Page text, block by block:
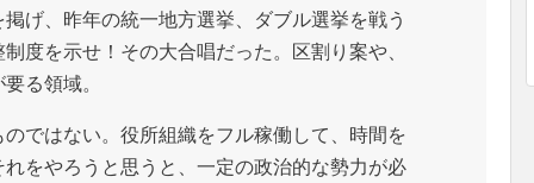
げ、昨年の統一地方選挙、ダブル選挙を戦う
度を示せ！その大合唱だった。区割り案や、
る領域。
ではない。役所組織をフル稼働して、時間を
をやろうと思うと、一定の政治的な勢力が必